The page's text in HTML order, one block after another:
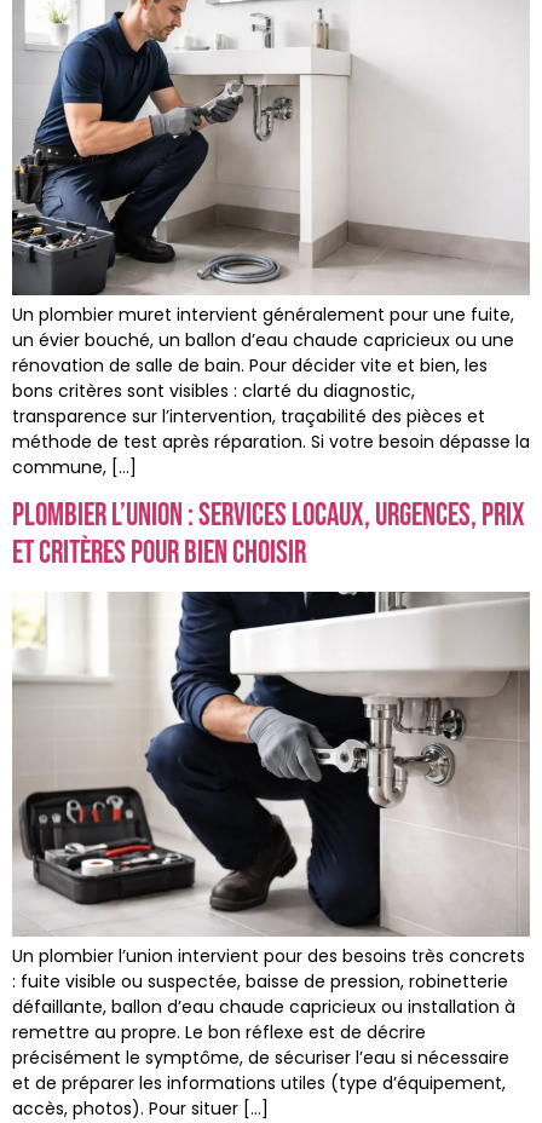
Un plombier muret intervient généralement pour une fuite,
un évier bouché, un ballon d’eau chaude capricieux ou une
rénovation de salle de bain. Pour décider vite et bien, les
bons critères sont visibles : clarté du diagnostic,
transparence sur l’intervention, traçabilité des pièces et
méthode de test après réparation. Si votre besoin dépasse la
commune, […]
Plombier l’union : services locaux, urgences, prix
et critères pour bien choisir
Un plombier l’union intervient pour des besoins très concrets
: fuite visible ou suspectée, baisse de pression, robinetterie
défaillante, ballon d’eau chaude capricieux ou installation à
remettre au propre. Le bon réflexe est de décrire
précisément le symptôme, de sécuriser l’eau si nécessaire
et de préparer les informations utiles (type d’équipement,
accès, photos). Pour situer […]